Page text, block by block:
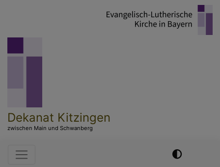
Dekanat Kitzingen
zwischen Main und Schwanberg
Hauptnavigation